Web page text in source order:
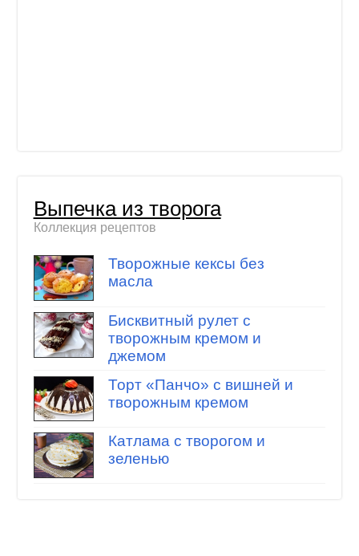
Выпечка из творога
Коллекция рецептов
Творожные кексы без
масла
Бисквитный рулет с
творожным кремом и
джемом
Торт «Панчо» с вишней и
творожным кремом
Катлама с творогом и
зеленью